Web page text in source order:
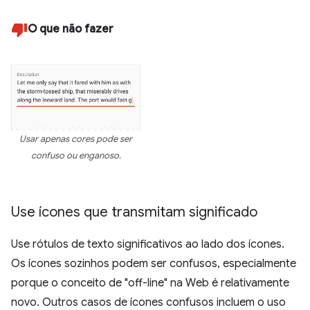
O que não fazer
Usar apenas cores pode ser
confuso ou enganoso.
Use ícones que transmitam significado
Use rótulos de texto significativos ao lado dos ícones.
Os ícones sozinhos podem ser confusos, especialmente
porque o conceito de "off-line" na Web é relativamente
novo. Outros casos de ícones confusos incluem o uso